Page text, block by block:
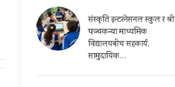
संस्कृति इन्टरनेसनल स्कुल र श्री
पञ्चकन्या माध्यमिक
विद्यालयबीच सहकार्य,
सामुदायिक…